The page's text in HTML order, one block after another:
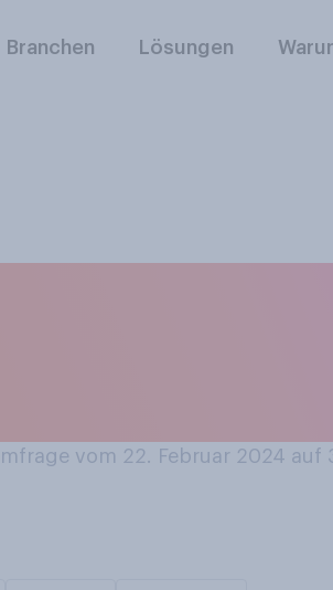
Branchen Lösungen
vom 22. Februar 2024 auf